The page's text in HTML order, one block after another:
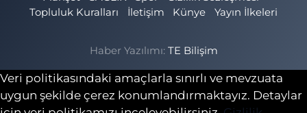
Topluluk Kuralları
İletişim Künye Yayın İlkeleri
Haber Yazılımı: TE Bilişim
Veri politikasındaki amaçlarla sınırlı ve mevzuata
uygun şekilde çerez konumlandırmaktayız. Detaylar